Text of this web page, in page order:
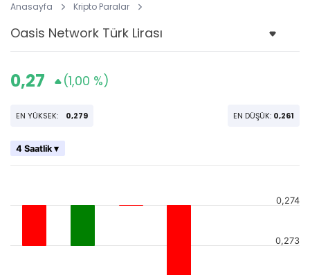
Anasayfa Kripto Paralar
0,27 (1,00 %)
EN YÜKSEK: 0,279 EN DÜŞÜK: 0,261
4 Saatlik ▾
0,273
0,274